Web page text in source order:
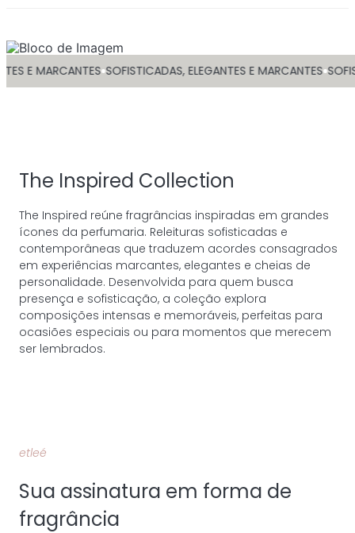
SOFISTICADAS, ELEGANTES E MARCANTES SOFISTICADAS,
The Inspired Collection
The Inspired reúne fragrâncias inspiradas em grandes
ícones da perfumaria. Releituras sofisticadas e
contemporâneas que traduzem acordes consagrados
em experiências marcantes, elegantes e cheias de
personalidade. Desenvolvida para quem busca
presença e sofisticação, a coleção explora
composições intensas e memoráveis, perfeitas para
ocasiões especiais ou para momentos que merecem
ser lembrados.
etleé
Sua assinatura em forma de
fragrância